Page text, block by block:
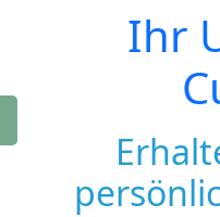
Ihr